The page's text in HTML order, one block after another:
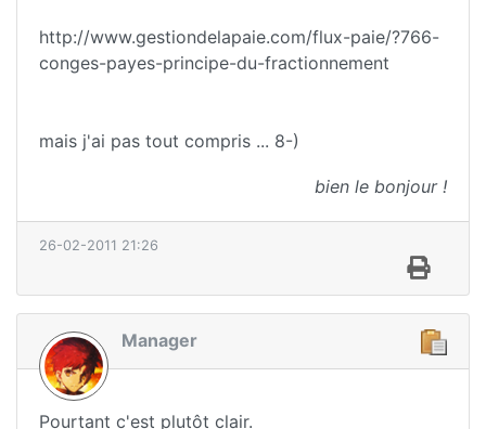
http://www.gestiondelapaie.com/flux-paie/?766-
conges-payes-principe-du-fractionnement
mais j'ai pas tout compris ... 8-)
bien le bonjour !
26-02-2011 21:26
Manager
Pourtant c'est plutôt clair.